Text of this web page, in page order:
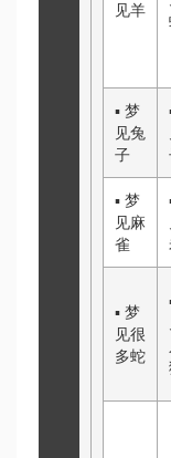
见羊
▪ 梦
见兔
子
▪ 梦
见麻
雀
▪ 梦
见很
多蛇